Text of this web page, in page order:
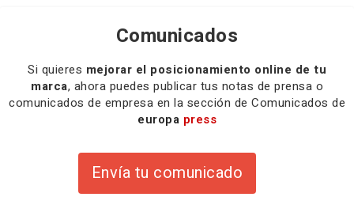
Comunicados
Si quieres mejorar el posicionamiento online de tu
marca, ahora puedes publicar tus notas de prensa o
comunicados de empresa en la sección de Comunicados de
europa press
Envía tu comunicado